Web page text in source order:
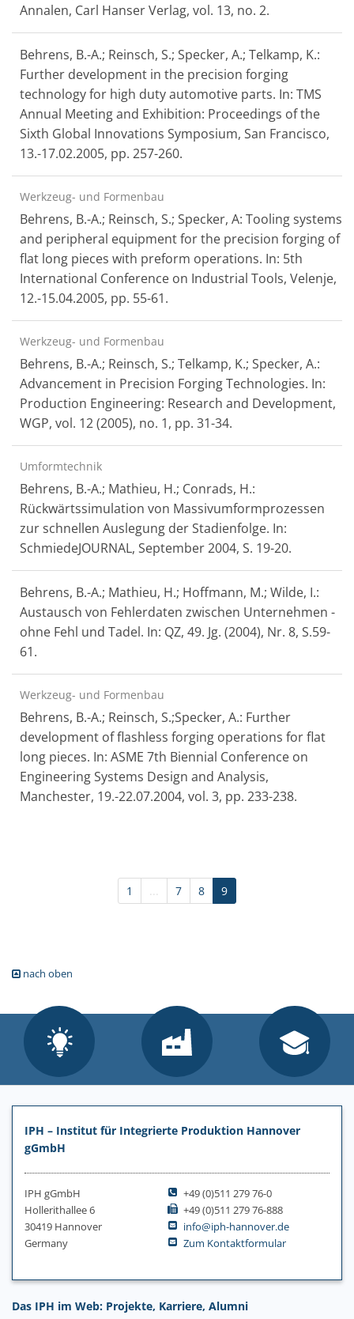
Annalen, Carl Hanser Verlag, vol. 13, no. 2.
Behrens, B.-A.; Reinsch, S.; Specker, A.; Telkamp, K.:
Further development in the precision forging
technology for high duty automotive parts. In: TMS
Annual Meeting and Exhibition: Proceedings of the
Sixth Global Innovations Symposium, San Francisco,
13.-17.02.2005, pp. 257-260.
Werkzeug- und Formenbau
Behrens, B.-A.; Reinsch, S.; Specker, A: Tooling systems
and peripheral equipment for the precision forging of
flat long pieces with preform operations. In: 5th
International Conference on Industrial Tools, Velenje,
12.-15.04.2005, pp. 55-61.
Werkzeug- und Formenbau
Behrens, B.-A.; Reinsch, S.; Telkamp, K.; Specker, A.:
Advancement in Precision Forging Technologies. In:
Production Engineering: Research and Development,
WGP, vol. 12 (2005), no. 1, pp. 31-34.
Umformtechnik
Behrens, B.-A.; Mathieu, H.; Conrads, H.:
Rückwärtssimulation von Massivumformprozessen
zur schnellen Auslegung der Stadienfolge. In:
SchmiedeJOURNAL, September 2004, S. 19-20.
Behrens, B.-A.; Mathieu, H.; Hoffmann, M.; Wilde, I.:
Austausch von Fehlerdaten zwischen Unternehmen -
ohne Fehl und Tadel. In: QZ, 49. Jg. (2004), Nr. 8, S.59-
61.
Werkzeug- und Formenbau
Behrens, B.-A.; Reinsch, S.;Specker, A.: Further
development of flashless forging operations for flat
long pieces. In: ASME 7th Biennial Conference on
Engineering Systems Design and Analysis,
Manchester, 19.-22.07.2004, vol. 3, pp. 233-238.
1 7 8 9
nach oben
IPH – Institut für Integrierte Produktion Hannover
gGmbH
IPH gGmbH
Hollerithallee 6
30419 Hannover
Germany
+49 (0)511 279 76-0
+49 (0)511 279 76-888
info@iph-hannover.de
Zum Kontaktformular
Das IPH im Web: Projekte, Karriere, Alumni